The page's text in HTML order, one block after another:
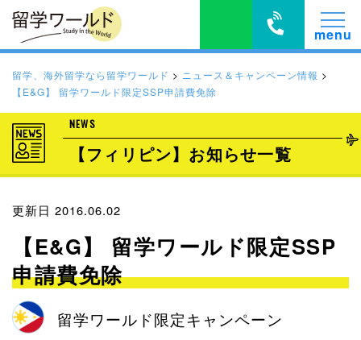
留学、海外留学なら留学ワールド > ニュース＆キャンペーン情報 >
【E&G】 留学ワールド限定SSP申請費免除
NEWS
【フィリピン】お知らせ一覧
更新日 2016.06.02
【E&G】 留学ワールド限定SSP
申請費免除
留学ワールド限定キャンペーン